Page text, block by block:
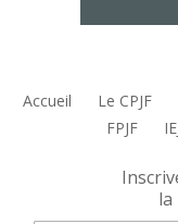
Accueil Le CPJF
FPJF
la